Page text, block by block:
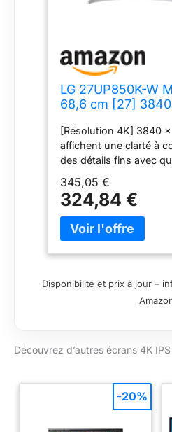
LG 27UP850K-W
68,6 cm [27]
Bianco (27IN IPS
16:9 5MS - 1200:1
HDMI/
[Résolution 4K] 3840
affichent une clarté à
des détails fins avec
lumineux : ce moniteur
le VESA DisplayHDR
gamme de luminosité
permettant une
pouces] offre une
confortable en
de couleur des
chargement d'un
même temps sur un
P3] 95 % (typ) de
DCI-P3 est une
une couleur très
345,05 €
324,84 €
Disponibilité et prix à jour –
Découvrez d’autres écrans 4K IPS
-20%